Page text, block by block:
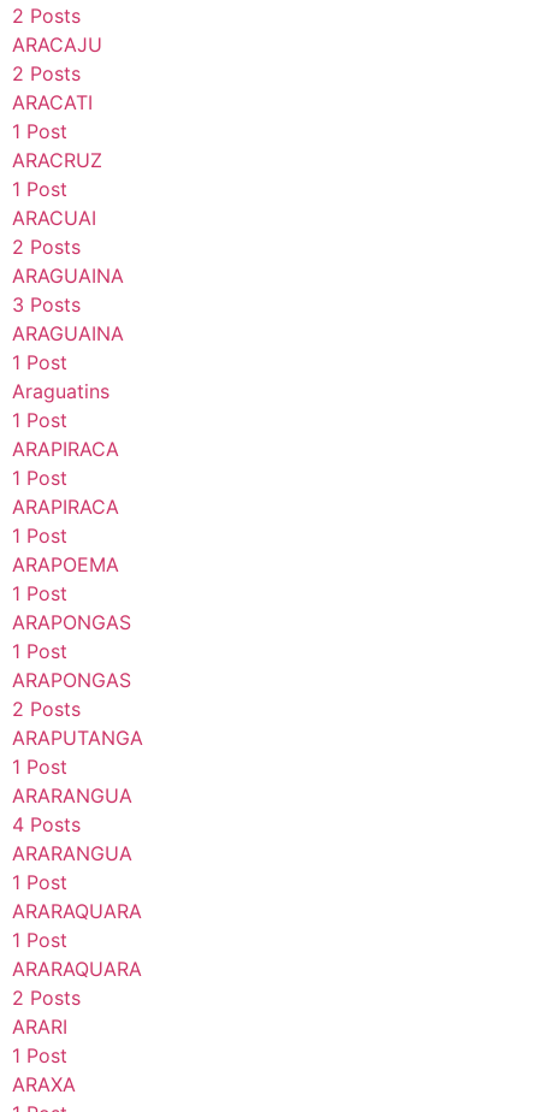
2 Posts
ARACAJU
2 Posts
ARACATI
1 Post
ARACRUZ
1 Post
ARACUAI
2 Posts
ARAGUAINA
3 Posts
ARAGUAINA
1 Post
Araguatins
1 Post
ARAPIRACA
1 Post
ARAPIRACA
1 Post
ARAPOEMA
1 Post
ARAPONGAS
1 Post
ARAPONGAS
2 Posts
ARAPUTANGA
1 Post
ARARANGUA
4 Posts
ARARANGUA
1 Post
ARARAQUARA
1 Post
ARARAQUARA
2 Posts
ARARI
1 Post
ARAXA